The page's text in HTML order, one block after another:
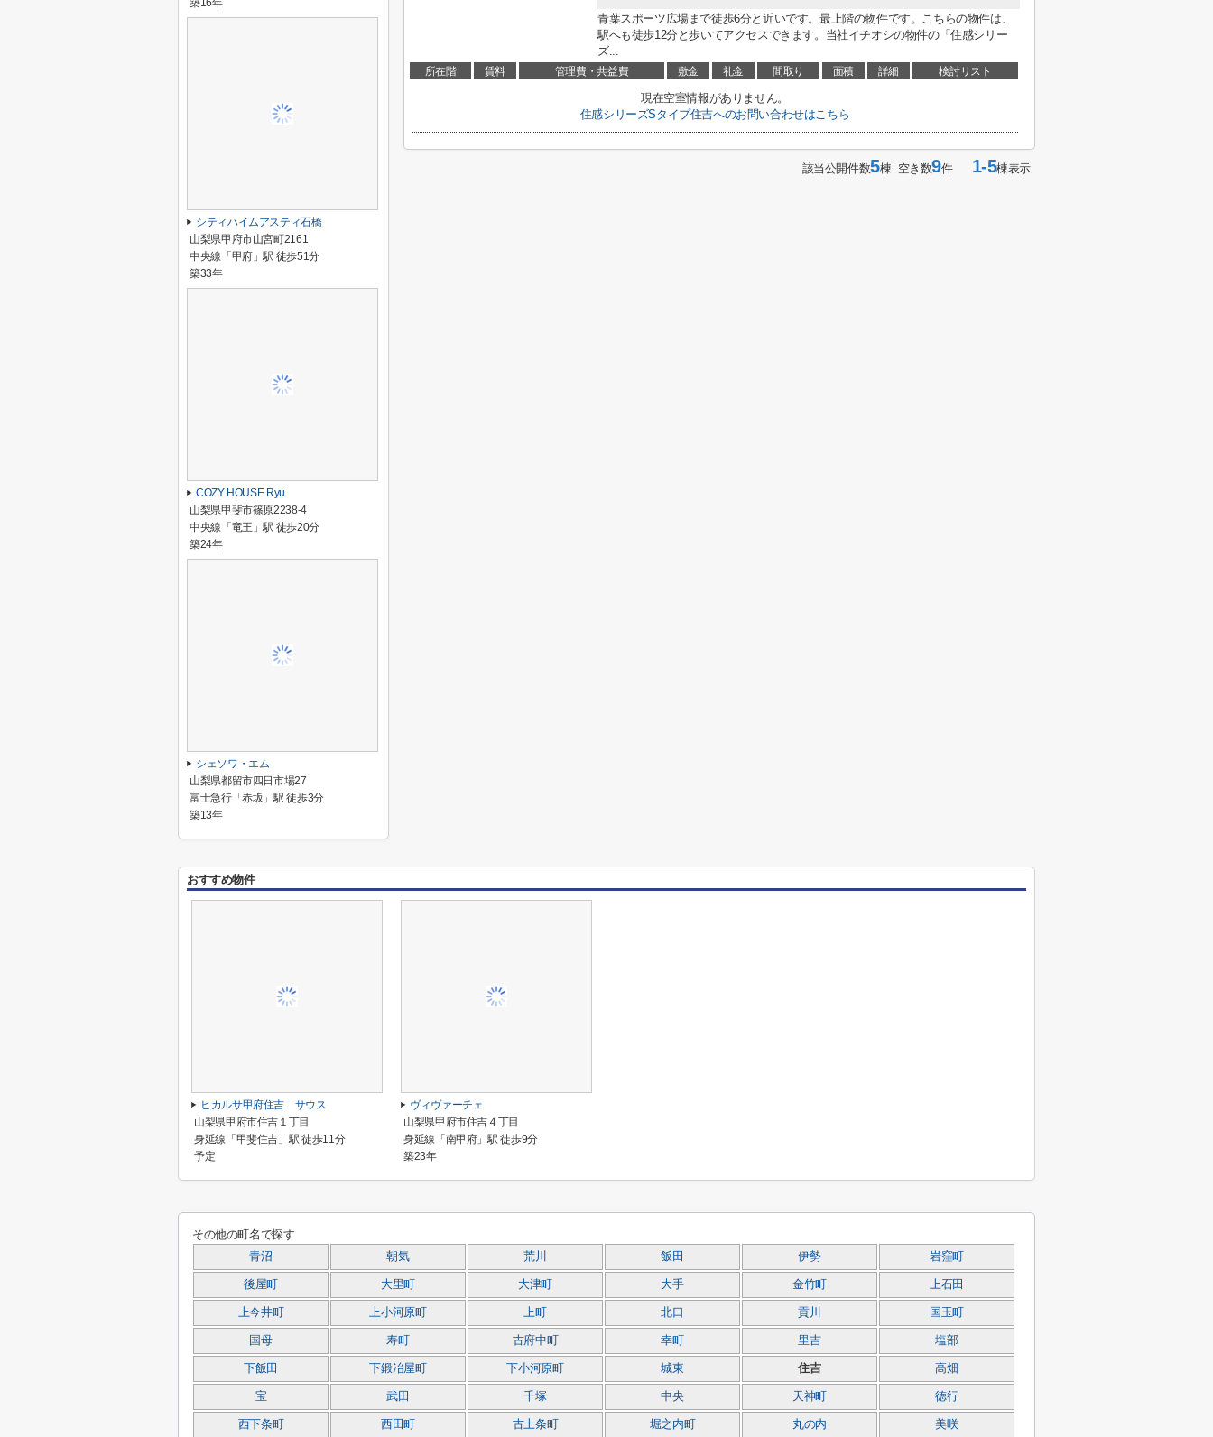
青葉スポーツ広場まで徒歩6分と近いです。最上階の物件です。こちらの物件は、
駅へも徒歩12分と歩いてアクセスできます。当社イチオシの物件の「住感シリー
ズ...
所在階 賃料 管理費・共益費 敷金 礼金 間取り 面積 詳細 検討リスト
現在空室情報がありません。
住感シリーズSタイプ住吉へのお問い合わせはこちら
該当公開件数5棟 空き数9件1-5棟表示
築16年
シティハイムアスティ石橋
山梨県甲府市山宮町2161
中央線「甲府」駅 徒歩51分
築33年
COZY HOUSE Ryu
山梨県甲斐市篠原2238-4
中央線「竜王」駅 徒歩20分
築24年
シェソワ・エム
山梨県都留市四日市場27
富士急行「赤坂」駅 徒歩3分
築13年
おすすめ物件
ヒカルサ甲府住吉 サウス
山梨県甲府市住吉１丁目
身延線「甲斐住吉」駅 徒歩11分
予定
ヴィヴァーチェ
山梨県甲府市住吉４丁目
身延線「南甲府」駅 徒歩9分
築23年
その他の町名で探す
青沼 朝気 荒川 飯田 伊勢 岩窪町
後屋町 大里町 大津町 大手 金竹町 上石田
上今井町 上小河原町 上町 北口 貢川 国玉町
国母 寿町 古府中町 幸町 里吉 塩部
下飯田 下鍛冶屋町 下小河原町 城東 住吉 高畑
宝 武田 千塚 中央 天神町 徳行
西下条町 西田町 古上条町 堀之内町 丸の内 美咲